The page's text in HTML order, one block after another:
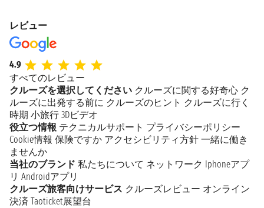
レビュー
4.9
すべてのレビュー
クルーズを選択してください クルーズに関する好奇心 ク
ルーズに出発する前に クルーズのヒント クルーズに行く
時期 小旅行 3Dビデオ
役立つ情報 テクニカルサポート プライバシーポリシー
Cookie情報 保険ですか アクセシビリティ方針 一緒に働き
ませんか
当社のブランド 私たちについて ネットワーク
Iphoneアプ
リ Androidアプリ
クルーズ旅客向けサービス クルーズレビュー オンライン
決済 Taoticket展望台